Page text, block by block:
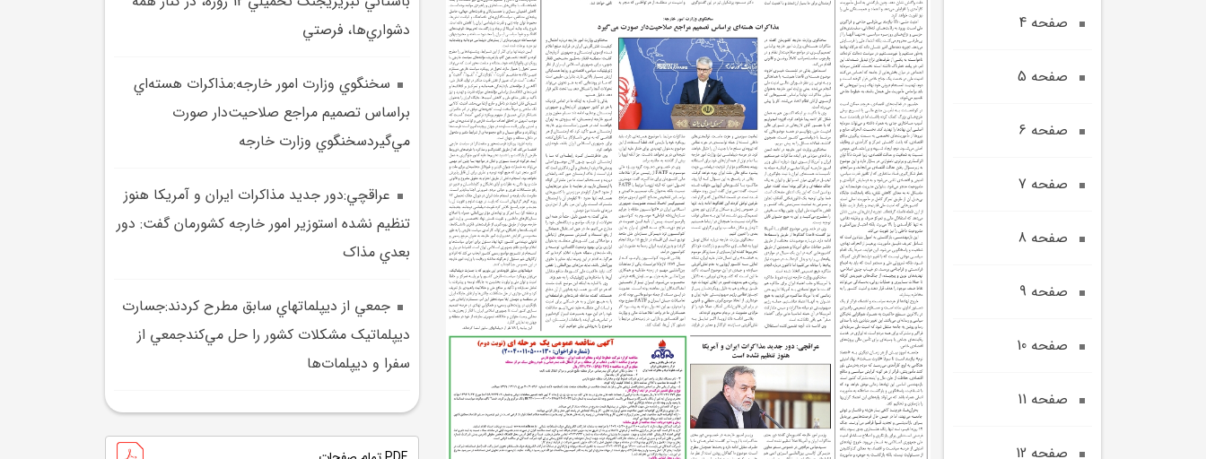
صفحه 4
صفحه 5
صفحه 6
صفحه 7
صفحه 8
صفحه 9
صفحه 10
صفحه 11
صفحه 12
دشواري‌ها، فرصتي
سخنگوي وزارت امور خارجه:مذاکرات هسته‌اي
براساس تصميم مراجع صلاحيت‌دار صورت
مي‌گيردسخنگوي وزارت خارجه
عراقچي:دور جديد مذاکرات ايران و آمريکا هنوز
تنظيم نشده استوزير امور خارجه کشورمان گفت: دور
بعدي مذاک
جمعي از ديپلماتهاي سابق مطرح کردند:جسارت
ديپلماتيک مشکلات کشور را حل مي‌کندجمعي از
سفرا و ديپلمات‌ها